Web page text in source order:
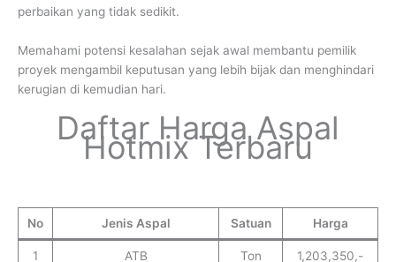
perbaikan yang tidak sedikit.
Memahami potensi kesalahan sejak awal membantu pemilik
proyek mengambil keputusan yang lebih bijak dan menghindari
kerugian di kemudian hari.
Daftar Harga Aspal
Hotmix Terbaru
No Jenis Aspal Satuan Harga
1 ATB Ton 1,203,350,-